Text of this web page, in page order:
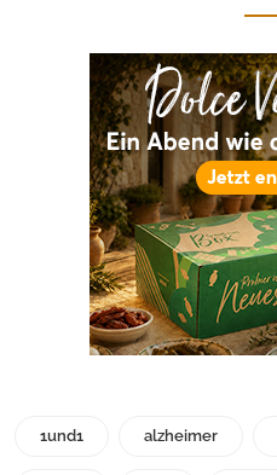
1und1 alzheimer